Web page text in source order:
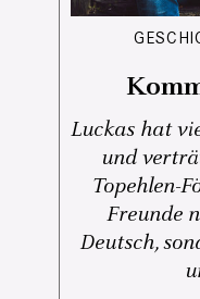
Luckas hat
und
Topehlen-
Freunde
Deutsch,